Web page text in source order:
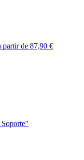
partir de 87,90 €